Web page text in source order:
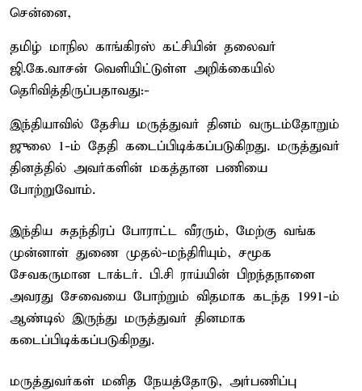
சென்னை,
தமிழ் மாநில காங்கிரஸ் கட்சியின் தலைவர்
ஜி.கே.வாசன் வெளியிட்டுள்ள அறிக்கையில்
தெரிவித்திருப்பதாவது:-
இந்தியாவில் தேசிய மருத்துவர் தினம் வருடம்தோறும்
ஜுலை 1-ம் தேதி கடைப்பிடிக்கப்படுகிறது. மருத்துவர்
தினத்தில் அவர்களின் மகத்தான பணியை
போற்றுவோம்.
இந்திய சுதந்திரப் போராட்ட வீரரும், மேற்கு வங்க
முன்னாள் துணை முதல்-மந்திரியும், சமூக
சேவகருமான டாக்டர். பி.சி ராய்யின் பிறந்தநாளை
அவரது சேவையை போற்றும் விதமாக கடந்த 1991-ம்
ஆண்டில் இருந்து மருத்துவர் தினமாக
கடைப்பிடிக்கப்படுகிறது.
மருத்துவர்கள் மனித நேயத்தோடு, அர்பணிப்பு